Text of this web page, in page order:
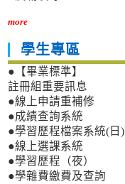
more
學生專區
●【畢業標準】
註冊組重要訊息
●線上申請重補修
●成績查詢系統
●學習歷程檔案系統(日)
●線上選課系統
●學習歷程（夜）
●學雜費繳費及查詢